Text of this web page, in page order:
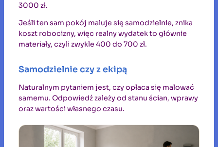
3000 zł.
Jeśli ten sam pokój maluje się samodzielnie, znika
koszt robocizny, więc realny wydatek to głównie
materiały, czyli zwykle 400 do 700 zł.
Samodzielnie czy z ekipą
Naturalnym pytaniem jest, czy opłaca się malować
samemu. Odpowiedź zależy od stanu ścian, wprawy
oraz wartości własnego czasu.